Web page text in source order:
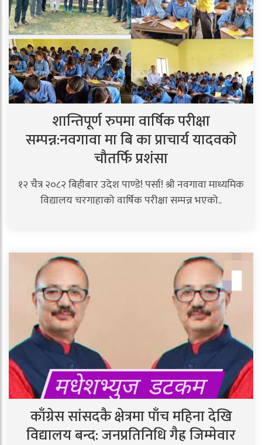
शान्तिपूर्ण रुपमा वार्षिक परीक्षा
सम्पन्न:नवगावा मा बि का प्राचार्य यादवको
चौतर्फि प्रशंसा
१२ चैत्र २०८२ बिहीबार उदेश पाण्डे! पर्सा! श्री नवगावा माध्यमिक
विद्यालय चरगाहाको वार्षिक परीक्षा सम्पन्न भएको..
काँग्रेस सांसदकै क्षेत्रमा पाँच महिना देखि
विद्यालय बन्द: जनप्रतिनिधि गैह्र जिम्मेवार